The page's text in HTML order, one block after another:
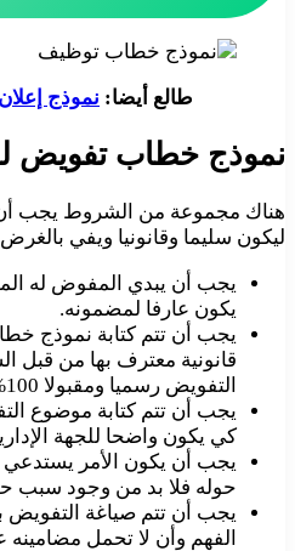
طالع أيضا: نموذج
نموذج خطاب تفويض
هناك مجموعة من الشروط يجب
ليكون سليما وقانونيا ويفي
يجب أن يبدي المفوض له
يكون عارفا لمضمونه.
يجب أن تتم كتابة نموذج
قانونية معترف بها من قبل
التفويض رسميا ومقبولا 100%.
يجب أن تتم كتابة موضوع
كي يكون واضحا للجهة
يجب أن يكون الأمر
حوله فلا بد من وجود سبب
يجب أن تتم صياغة
الفهم وأن لا تحمل